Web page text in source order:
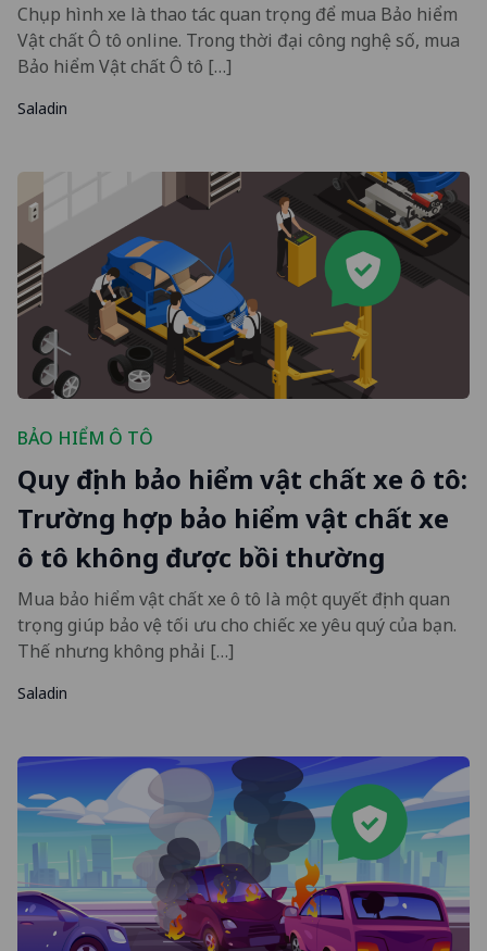
Chụp hình xe là thao tác quan trọng để mua Bảo hiểm
Vật chất Ô tô online. Trong thời đại công nghệ số, mua
Bảo hiểm Vật chất Ô tô […]
Saladin
BẢO HIỂM Ô TÔ
Quy định bảo hiểm vật chất xe ô tô:
Trường hợp bảo hiểm vật chất xe
ô tô không được bồi thường
Mua bảo hiểm vật chất xe ô tô là một quyết định quan
trọng giúp bảo vệ tối ưu cho chiếc xe yêu quý của bạn.
Thế nhưng không phải […]
Saladin